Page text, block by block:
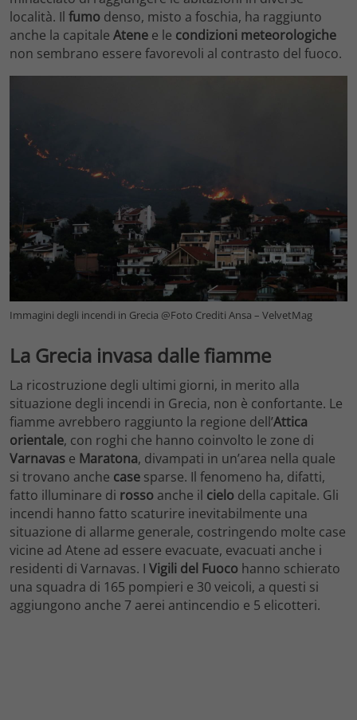
località. Il fumo denso, misto a foschia, ha raggiunto
anche la capitale Atene e le condizioni meteorologiche
non sembrano essere favorevoli al contrasto del fuoco.
Immagini degli incendi in Grecia @Foto Crediti Ansa – VelvetMag
La Grecia invasa dalle fiamme
La ricostruzione degli ultimi giorni, in merito alla
situazione degli incendi in Grecia, non è confortante. Le
fiamme avrebbero raggiunto la regione dell’Attica
orientale, con roghi che hanno coinvolto le zone di
Varnavas e Maratona, divampati in un’area nella quale
si trovano anche case sparse. Il fenomeno ha, difatti,
fatto illuminare di rosso anche il cielo della capitale. Gli
incendi hanno fatto scaturire inevitabilmente una
situazione di allarme generale, costringendo molte case
vicine ad Atene ad essere evacuate, evacuati anche i
residenti di Varnavas. I Vigili del Fuoco hanno schierato
una squadra di 165 pompieri e 30 veicoli, a questi si
aggiungono anche 7 aerei antincendio e 5 elicotteri.